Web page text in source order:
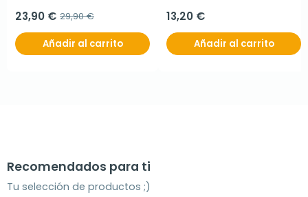
23,90 € 29,90 €
Añadir al carrito
13,20 €
Añadir al carrito
Recomendados para ti
Tu selección de productos ;)